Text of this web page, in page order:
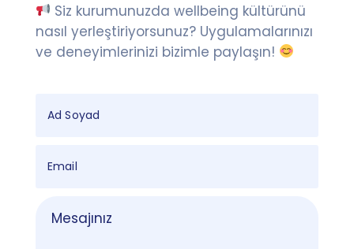
Siz kurumunuzda wellbeing kültürünü
nasıl yerleştiriyorsunuz? Uygulamalarınızı
ve deneyimlerinizi bizimle paylaşın!